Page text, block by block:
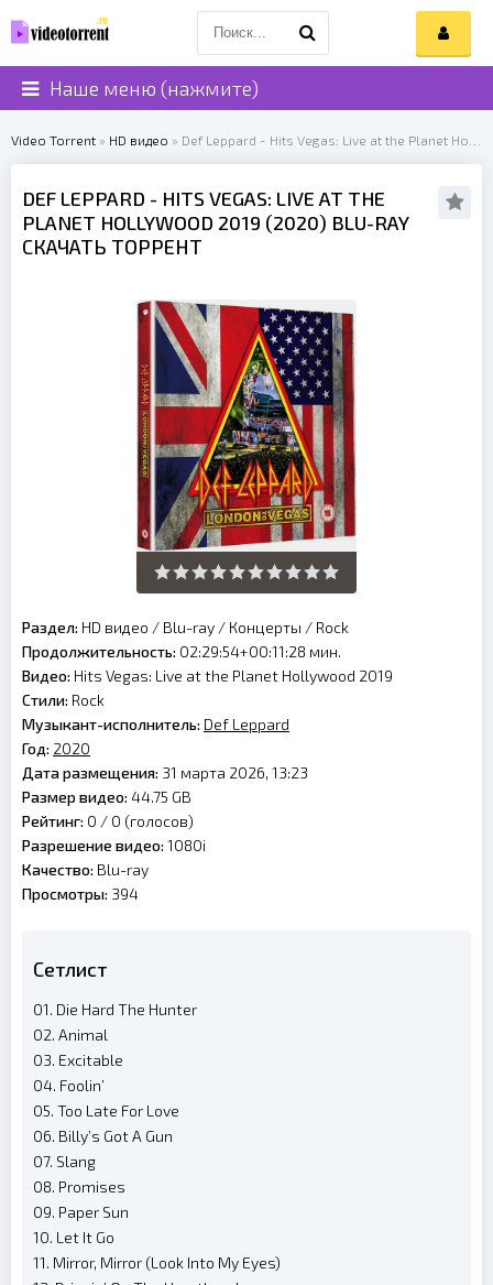
Наше меню (нажмите)
Video Torrent » HD видео » Def Leppard - Hits Vegas: Live at the Planet Hollywood 2019 (2020)
DEF LEPPARD - HITS VEGAS: LIVE AT THE
PLANET HOLLYWOOD 2019 (2020) BLU-RAY
СКАЧАТЬ ТОРРЕНТ
Раздел: HD видео / Blu-ray / Концерты / Rock
Продолжительность: 02:29:54+00:11:28 мин.
Видео: Hits Vegas: Live at the Planet Hollywood 2019
Стили: Rock
Музыкант-исполнитель: Def Leppard
Год: 2020
Дата размещения: 31 марта 2026, 13:23
Размер видео: 44.75 GB
Рейтинг: 0 / 0 (голосов)
Разрешение видео: 1080i
Качество: Blu-ray
Просмотры: 394
Сетлист
01. Die Hard The Hunter
02. Animal
03. Excitable
04. Foolin’
05. Too Late For Love
06. Billy’s Got A Gun
07. Slang
08. Promises
09. Paper Sun
10. Let It Go
11. Mirror, Mirror (Look Into My Eyes)